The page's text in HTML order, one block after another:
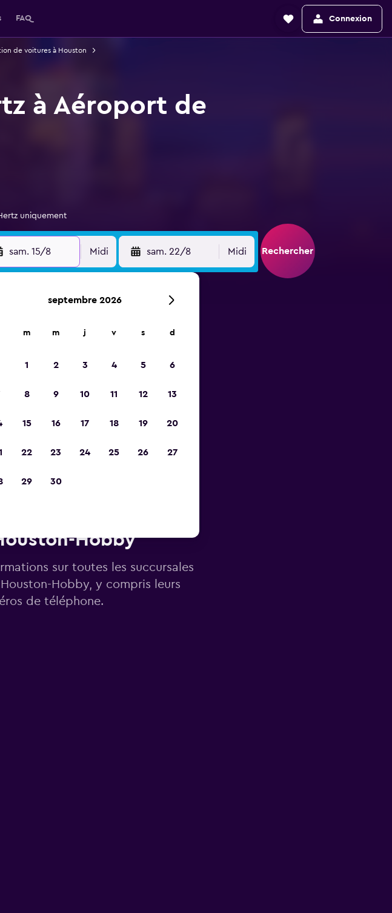
FAQ Connexion
de voitures à Houston
à Aéroport de
uniquement
sam. 15/8 Midi sam. 22/8 Midi Rechercher
2023
Hobby
sur toutes les succursales
Hobby, y compris leurs
de téléphone.
septembre 2026
m m j v s d
1 2 3 4 5 6
8 9 10 11 12 13
15 16 17 18 19 20
22 23 24 25 26 27
29 30